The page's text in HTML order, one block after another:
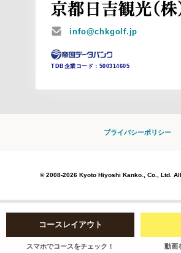
コースレイアウト
スマホでコースをチェック！ 動画
MAIL
info@chkgolf.jp
TDB企業コード： 500314605
プライバシーポリシー
© 2008-2026 Kyoto Hiyoshi Kanko., Co., Ltd.